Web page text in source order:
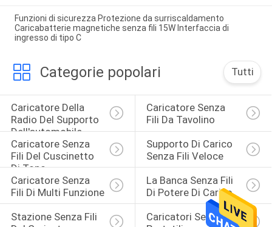
Funzioni di sicurezza Protezione da surriscaldamento
Caricabatterie magnetiche senza fili 15W Interfaccia di
ingresso di tipo C
Categorie popolari Tutti
Caricatore Della
Radio Del Supporto
Dell'automobile
Caricatore Senza
Fili Da Tavolino
Caricatore Senza
Fili Del Cuscinetto
Di Topo
Supporto Di Carico
Senza Fili Veloce
Caricatore Senza
Fili Di Multi Funzione
La Banca Senza Fili
Di Potere Di Carico
Stazione Senza Fili
Caricatori Senza Fili